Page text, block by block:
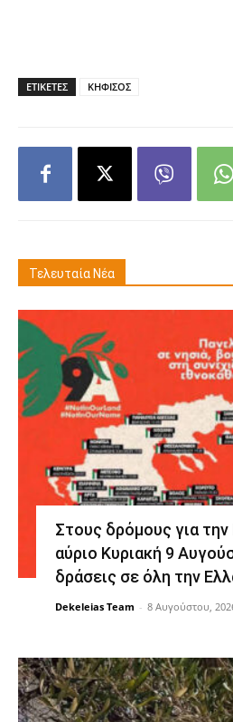
ΕΤΙΚΕΤΕΣ ΚΗΦΙΣΟΣ
Τελευταία Νέα
Στους δρόμους για την
αύριο Κυριακή 9
δράσεις σε όλη την
Dekeleias Team - 8 Αυγούστου,